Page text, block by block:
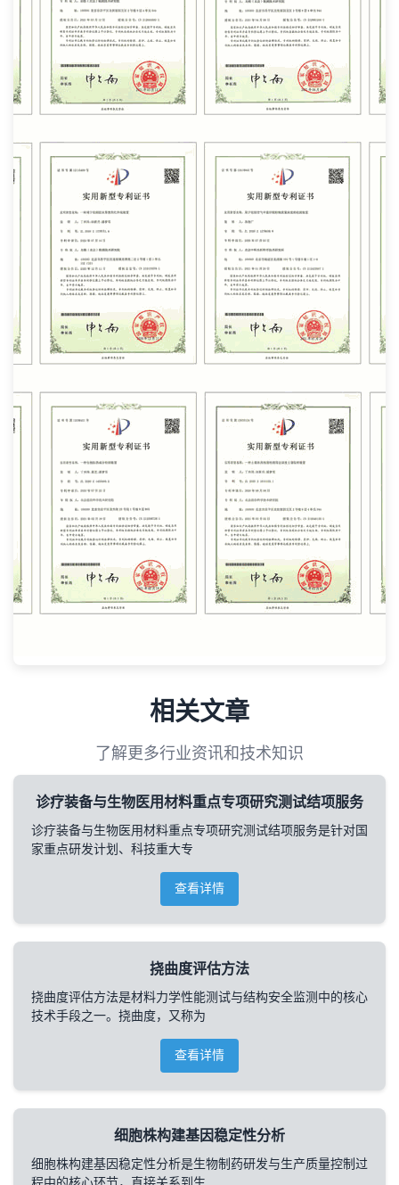
相关文章
了解更多行业资讯和技术知识
诊疗装备与生物医用材料重点专项研究测试结项服务
诊疗装备与生物医用材料重点专项研究测试结项服务是针对国
家重点研发计划、科技重大专
查看详情
挠曲度评估方法
挠曲度评估方法是材料力学性能测试与结构安全监测中的核心
技术手段之一。挠曲度，又称为
查看详情
细胞株构建基因稳定性分析
细胞株构建基因稳定性分析是生物制药研发与生产质量控制过